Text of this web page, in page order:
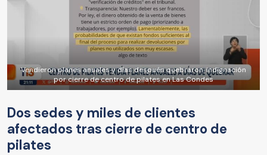
Vendieron planes anuales y días después quebraron: indignación
por cierre de centro de pilates en Las Condes
Dos sedes y miles de clientes
afectados tras cierre de centro de
pilates